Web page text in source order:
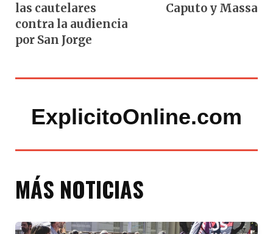
las cautelares
contra la audiencia
por San Jorge
Caputo y Massa
ExplicitoOnline.com
MÁS NOTICIAS